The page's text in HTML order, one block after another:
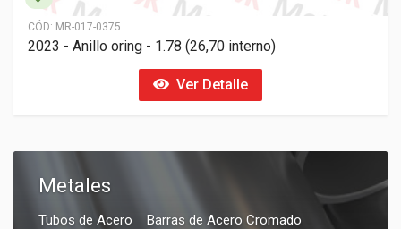
CÓD: MR-017-0375
2023 - Anillo oring - 1.78 (26,70 interno)
Ver Detalle
Metales
Tubos de Acero
Barras de Acero Cromado